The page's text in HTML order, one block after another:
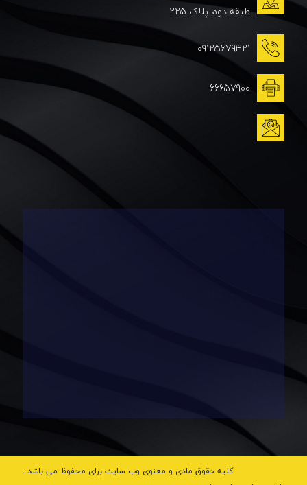
طبقه دوم پلاک 225
09125679421
66657900
کلیه حقوق مادی و معنوی وب‌ سایت برای محفوظ می‌ باشد .